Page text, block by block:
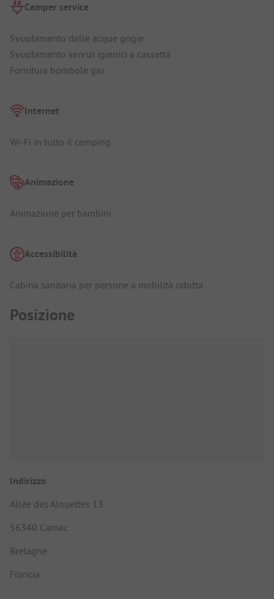
Camper service
Svuotamento delle acque grigie
Svuotamento servizi igienici a cassetta
Fornitura bombole gas
Internet
Wi-Fi in tutto il camping
Animazione
Animazione per bambini
Accessibilità
Cabina sanitaria per persone a mobilità ridotta
Posizione
Indirizzo
Allée des Alouettes 13
56340 Carnac
Bretagne
Francia